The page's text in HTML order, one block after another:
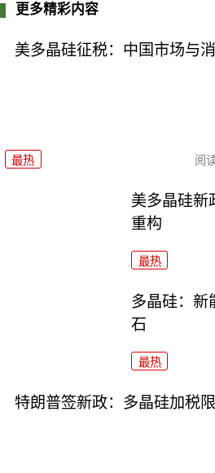
更多精彩内容
美多晶硅征税：中国市场与
最热 阅
美多晶硅新
重构
最热
多晶硅：新
石
最热
特朗普签新政：多晶硅加税